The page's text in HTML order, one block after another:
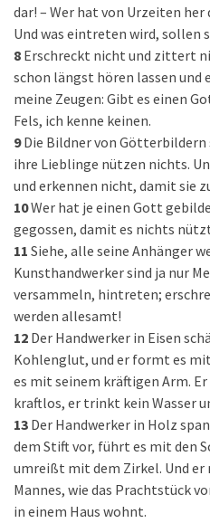
dar! – Wer hat von Urzeiten
Und was eintreten wird, sollen
8 Erschreckt nicht und zittert
schon längst hören lassen und
meine Zeugen: Gibt es einen
Fels, ich kenne keinen.
9 Die Bildner von
ihre Lieblinge nützen nichts.
und erkennen nicht, damit sie
10Wer hat je einen Gott
gegossen, damit es nichts
11 Siehe, alle seine Anhänger
Kunsthandwerker sind ja nur
versammeln, hintreten;
werden allesamt!
12 Der Handwerker in Eisen
Kohlenglut, und er formt es
es mit seinem kräftigen Arm.
kraftlos, er trinkt kein Wasser
13 Der Handwerker in Holz
dem Stift vor, führt es mit den
umreißt mit dem Zirkel. Und er
Mannes, wie das Prachtstück
in einem Haus wohnt.